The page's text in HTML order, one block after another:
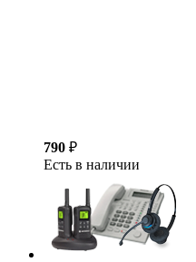
790 ₽
Есть в наличии